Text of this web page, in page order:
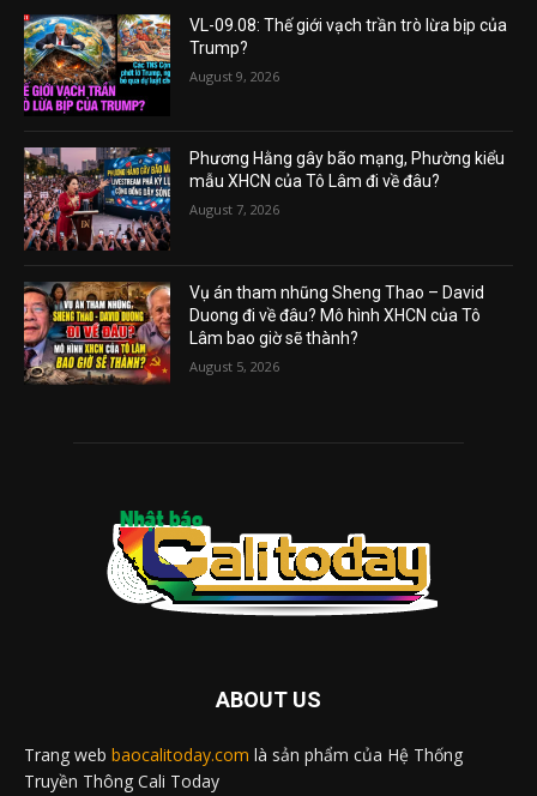
VL-09.08: Thế giới vạch trần trò lừa bịp của
Trump?
August 9, 2026
Phương Hằng gây bão mạng, Phường kiểu
mẫu XHCN của Tô Lâm đi về đâu?
August 7, 2026
Vụ án tham nhũng Sheng Thao – David
Duong đi về đâu? Mô hình XHCN của Tô
Lâm bao giờ sẽ thành?
August 5, 2026
ABOUT US
Trang web baocalitoday.com là sản phẩm của Hệ Thống
Truyền Thông Cali Today